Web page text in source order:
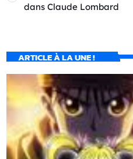
dans Claude Lombard
ARTICLE À LA UNE !